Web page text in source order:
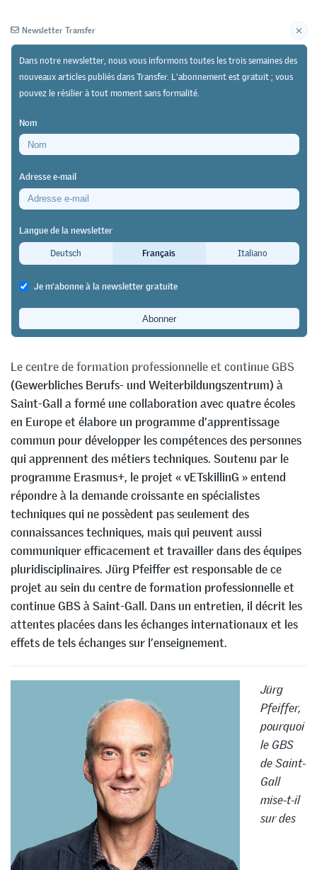
Newsletter Archives
31/05/24
Projet « vETskillinG » au centre de formation
Apprendre au-delà des frontières
pour favoriser la transition
énergétique
Mike Gadient
Le centre de formation professionnelle et continue GBS
(Gewerbliches Berufs- und Weiterbildungszentrum) à
Saint-Gall a formé une collaboration avec quatre écoles
en Europe et élabore un programme d’apprentissage
commun pour développer les compétences des personnes
qui apprennent des métiers techniques. Soutenu par le
programme Erasmus+, le projet « vETskillinG » entend
répondre à la demande croissante en spécialistes
techniques qui ne possèdent pas seulement des
connaissances techniques, mais qui peuvent aussi
communiquer efficacement et travailler dans des équipes
pluridisciplinaires. Jürg Pfeiffer est responsable de ce
projet au sein du centre de formation professionnelle et
continue GBS à Saint-Gall. Dans un entretien, il décrit les
attentes placées dans les échanges internationaux et les
effets de tels échanges sur l’enseignement.
Jürg
Pfeiffer,
pourquoi
le GBS
de Saint-
Gall
mise-t-il
sur des
Newsletter Transfer
Dans notre newsletter, nous vous informons toutes les trois semaines des
nouveaux articles publiés dans Transfer. L'abonnement est gratuit ; vous
pouvez le résilier à tout moment sans formalité.
Nom
Adresse e-mail
Langue de la newsletter
Deutsch
Français Italiano
Je m'abonne à la newsletter gratuite